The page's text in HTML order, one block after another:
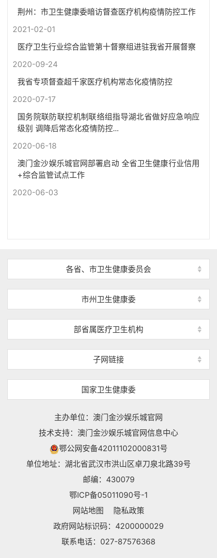
荆州：市卫生健康委暗访督查医疗机构疫情防控工作
2021-02-01
医疗卫生行业综合监管第十督察组进驻我省开展督察
2020-09-24
我省专项督查超千家医疗机构常态化疫情防控
2020-07-17
国务院联防联控机制联络组指导湖北省做好应急响应
级别 调降后常态化疫情防控...
2020-06-18
澳门金沙娱乐城官网部署启动 全省卫生健康行业信用
+综合监管试点工作
2020-06-03
各省、市卫生健康委员会
市州卫生健康委
部省属医疗卫生机构
子网链接
国家卫生健康委
主办单位：澳门金沙娱乐城官网
技术支持：澳门金沙娱乐城官网信息中心
鄂公网安备42011102000831号
单位地址：湖北省武汉市洪山区卓刀泉北路39号
邮编：430079
鄂ICP备05011090号-1
网站地图
隐私政策
政府网站标识码：4200000029
联系电话：027-87576368